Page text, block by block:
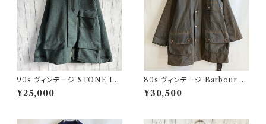
90s ヴィンテージ STONE ISL
AND ウールジャケット ストーン
アイランド グリーンエッジ
¥25,000
80s ヴィンテージ Barbour 2
ワラント ソルウェイジッパー Sol
way Zipper オイルドジャケット
¥30,500